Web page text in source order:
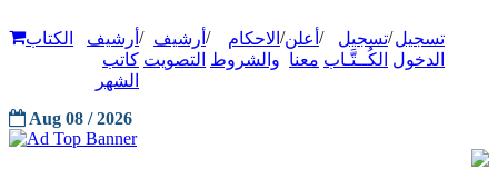
تسجيل
الدخول
/تسجيل
الكُــتَّـاب
/ أعلن
معنا
/ الاحكام
والشروط
/ أرشيف
التصويت
/ أرشيف
كاتب
الشهر
الكتاب
Aug 08 / 2026